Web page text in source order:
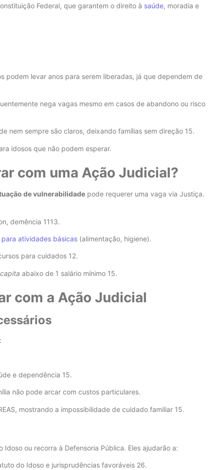
Federal, que garantem o direito à saúde, moradia e
podem levar anos para serem liberadas, já que dependem de
nega vagas mesmo em casos de abandono ou risco
nem sempre são claros, deixando famílias sem direção 15.
idosos que não podem esperar.
com uma Ação Judicial?
de vulnerabilidade pode requerer uma vaga via Justiça.
demência 1113.
atividades básicas (alimentação, higiene).
para cuidados 12.
abaixo de 1 salário mínimo 15.
com a Ação Judicial
e dependência 15.
não pode arcar com custos particulares.
mostrando a impossibilidade de cuidado familiar 15.
ou recorra à Defensoria Pública. Eles ajudarão a:
do Idoso e jurisprudências favoráveis 26.